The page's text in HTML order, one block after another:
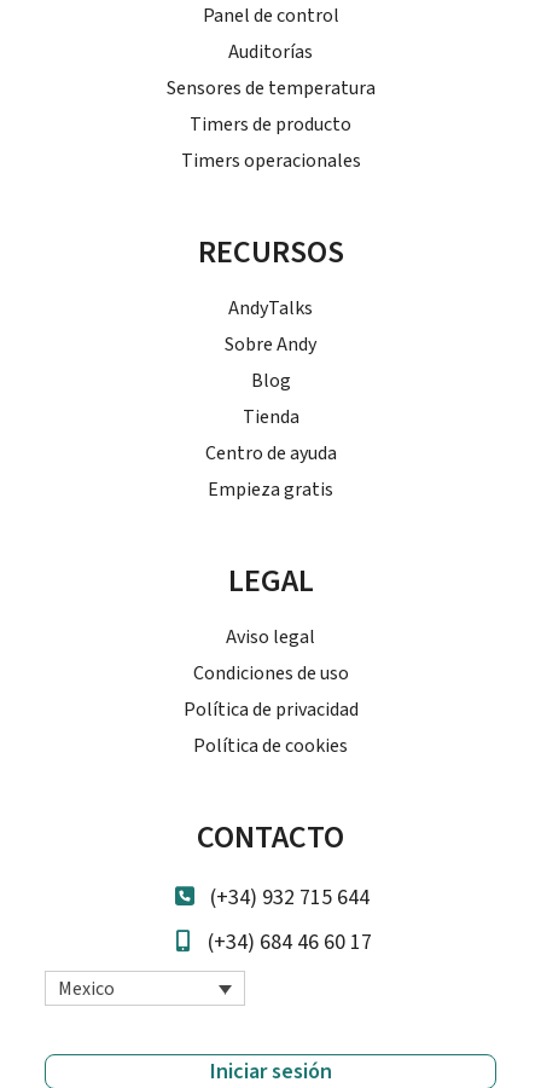
Panel de control
Auditorías
Sensores de temperatura
Timers de producto
Timers operacionales
RECURSOS
AndyTalks
Sobre Andy
Blog
Tienda
Centro de ayuda
Empieza gratis
LEGAL
Aviso legal
Condiciones de uso
Política de privacidad
Política de cookies
CONTACTO
(+34) 932 715 644
(+34) 684 46 60 17
Mexico
Iniciar sesión